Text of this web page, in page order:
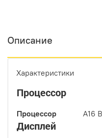
Описание
Характеристики
Процессор
Процессор A16
Дисплей